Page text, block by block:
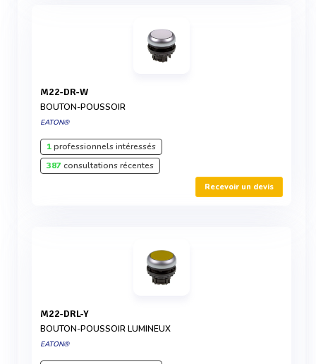
M22-DR-W
BOUTON-POUSSOIR
EATON®
1professionnels intéressés
387consultations récentes
Recevoir un devis
M22-DRL-Y
BOUTON-POUSSOIR LUMINEUX
EATON®